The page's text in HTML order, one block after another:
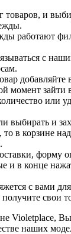
товаров, и
работают
с
добавляйте
момент зайти
или
выбирать и
в корзине
форму
и в конце
с вами
получите свои
Violetplace,
наших